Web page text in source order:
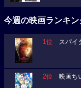
今週の映画ランキン
1位 スパイ
2位 映画ち